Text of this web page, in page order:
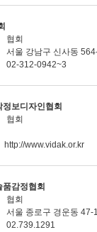
협회
서울 강남구 신사동
02-312-0942~3
보디자인협회
협회
http://www.vidak.or.kr
감정협회
협회
서울 종로구 경운동
02.739.1291